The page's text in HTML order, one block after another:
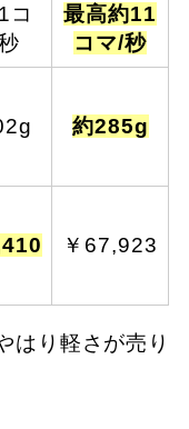
コ
最高約11
コマ/秒
約285g
￥67,923
はり軽さが売り